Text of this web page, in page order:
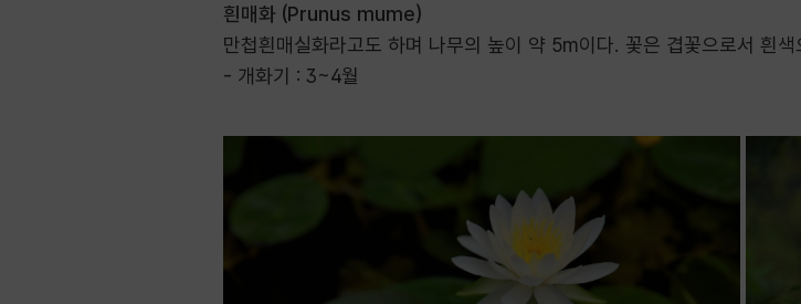
흰매화 (Prunus mume)
만첩흰매실화라고도 하며 나무의 높이 약 5m이다. 꽃은 겹꽃으로서 흰색
- 개화기 : 3~4월